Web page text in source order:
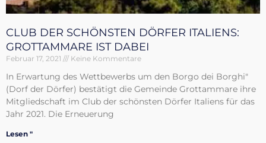
CLUB DER SCHÖNSTEN DÖRFER ITALIENS:
GROTTAMMARE IST DABEI
Februar 17, 2021 Keine Kommentare
In Erwartung des Wettbewerbs um den Borgo dei Borghi"
(Dorf der Dörfer) bestätigt die Gemeinde Grottammare ihre
Mitgliedschaft im Club der schönsten Dörfer Italiens für das
Jahr 2021. Die Erneuerung
Lesen "